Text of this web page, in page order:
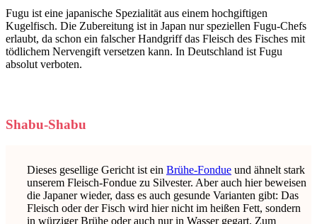
Fugu ist eine japanische Spezialität aus einem hochgiftigen
Kugelfisch. Die Zubereitung ist in Japan nur speziellen Fugu-Chefs
erlaubt, da schon ein falscher Handgriff das Fleisch des Fisches mit
tödlichem Nervengift versetzen kann. In Deutschland ist Fugu
absolut verboten.
Shabu-Shabu
Dieses gesellige Gericht ist ein Brühe-Fondue und ähnelt stark
unserem Fleisch-Fondue zu Silvester. Aber auch hier beweisen
die Japaner wieder, dass es auch gesunde Varianten gibt: Das
Fleisch oder der Fisch wird hier nicht im heißen Fett, sondern
in würziger Brühe oder auch nur in Wasser gegart. Zum